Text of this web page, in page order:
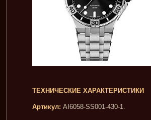
ТЕХНИЧЕСКИЕ ХАРАКТЕРИСТИКИ
Артикул: AI6058-SS001-430-1.